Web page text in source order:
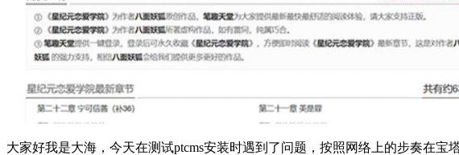
大家好我是大海，今天在测试ptcms安装时遇到了问题，按照网络上的步奏在宝